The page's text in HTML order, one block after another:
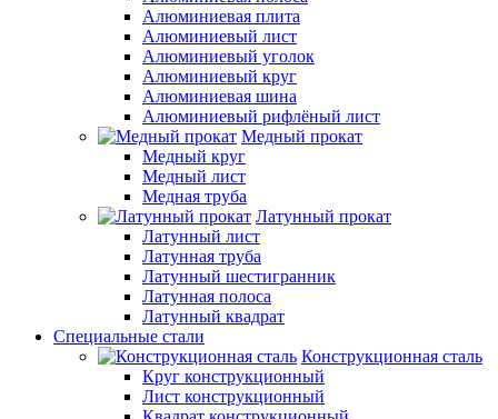
Алюминиевая плита
Алюминиевый лист
Алюминиевый уголок
Алюминиевый круг
Алюминиевая шина
Алюминиевый рифлёный лист
Медный прокат
Медный круг
Медный лист
Медная труба
Латунный прокат
Латунный лист
Латунная труба
Латунный шестигранник
Латунная полоса
Латунный квадрат
Специальные стали
Конструкционная сталь
Круг конструкционный
Лист конструкционный